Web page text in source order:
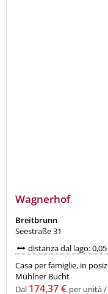
Wagnerhof
Breitbrunn
Seestraße 31
distanza dal lago:
Casa per famiglie, in
Mühlner Bucht
Dal 174,37 € per unità